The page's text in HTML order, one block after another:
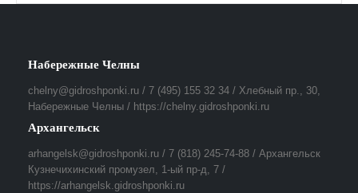
Набережные Челны
chelny@gidroshponki.ru / 7 (495) 155 32 34 / Хлебный пр., 30,
Набережные Челны / https://chelny.gidroshponki.ru
Архангельск
arhangelsk@gidroshponki.ru / 7 (818) 245-74-88 / Архангельск
Кузнечихинский промузел, 1-ый пр-д, 7 /
https://arhangelsk.gidroshponki.ru